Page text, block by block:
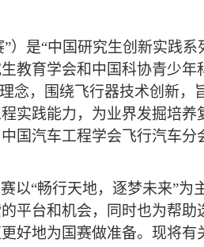
”）是“中国研究生创新实践系
教育学会和中国科协青少年
念，围绕飞行器技术创新，
实践能力，为业界发掘培养
国汽车工程学会飞行汽车分
以“畅行天地，逐梦未来”为
平台和机会，同时也为帮助
好地为国赛做准备。现将有